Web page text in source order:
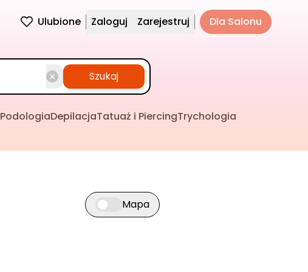
Ulubione Zaloguj Zarejestruj Dla Salonu
Szukaj
PodologiaDepilacjaTatuaż i PiercingTrychologia
Przełącz widok mapy
Mapa